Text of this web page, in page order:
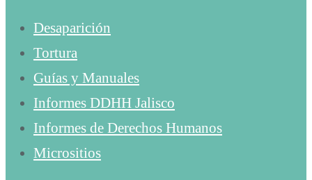
Desaparición
Tortura
Guías y Manuales
Informes DDHH Jalisco
Informes de Derechos Humanos
Micrositios